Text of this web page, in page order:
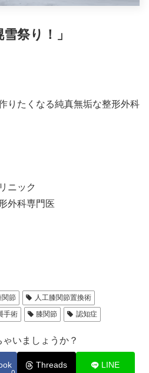
雪祭り！」
りたくなる純真無垢な整形外科
ニック
外科専門医
関節
人工膝関節置換術
手術 膝関節 認知症
ゃいましょうか？
Threads LINE